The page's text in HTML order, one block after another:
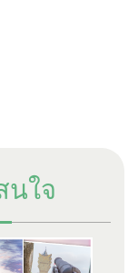
นใจ